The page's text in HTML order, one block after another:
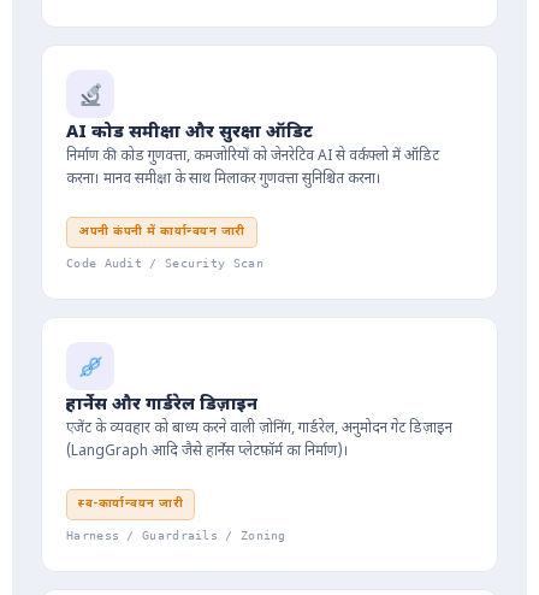
AI कोड समीक्षा और सुरक्षा ऑडिट
निर्माण की कोड गुणवत्ता, कमजोरियों को जेनरेटिव AI से वर्कफ्लो में ऑडिट
करना। मानव समीक्षा के साथ मिलाकर गुणवत्ता सुनिश्चित करना।
अपनी कंपनी में कार्यान्वयन जारी
Code Audit / Security Scan
हार्नेस और गार्डरेल डिज़ाइन
एजेंट के व्यवहार को बाध्य करने वाली ज़ोनिंग, गार्डरेल, अनुमोदन गेट डिज़ाइन
(LangGraph आदि जैसे हार्नेस प्लेटफ़ॉर्म का निर्माण)।
स्व-कार्यान्वयन जारी
Harness / Guardrails / Zoning